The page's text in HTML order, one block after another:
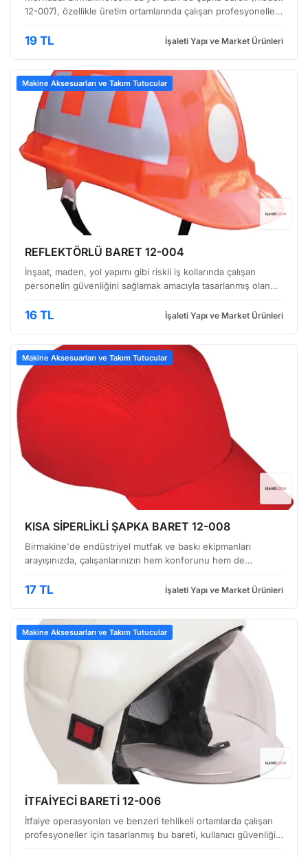
12-007), özellikle üretim ortamlarında çalışan profesyoneller
ekipmandır. Görüntüde de gördüğünüz gibi kır…
19 TL İşaleti Yapı ve Market Ürünleri
Makine Aksesuarları ve Takım Tutucular
REFLEKTÖRLÜ BARET 12-004
İnşaat, maden, yol yapımı gibi riskli iş kollarında çalışan
personelin güvenliğini sağlamak amacıyla tasarlanmış olan
çekmektedir. Yüksek Görünürlük ve Güvenlik Öz…
16 TL İşaleti Yapı ve Market Ürünleri
Makine Aksesuarları ve Takım Tutucular
KISA SİPERLİKLİ ŞAPKA BARET 12-008
Birmakine'de endüstriyel mutfak ve baskı ekipmanları
arayışınızda, çalışanlarınızın hem konforunu hem de
Sunulan bu kısa siperlikli şapka baret, özellikle yoğun …
17 TL İşaleti Yapı ve Market Ürünleri
Makine Aksesuarları ve Takım Tutucular
İTFAİYECİ BARETİ 12-006
İtfaiye operasyonları ve benzeri tehlikeli ortamlarda çalışan
profesyoneller için tasarlanmış bu bareti, kullanıcı güvenliğini